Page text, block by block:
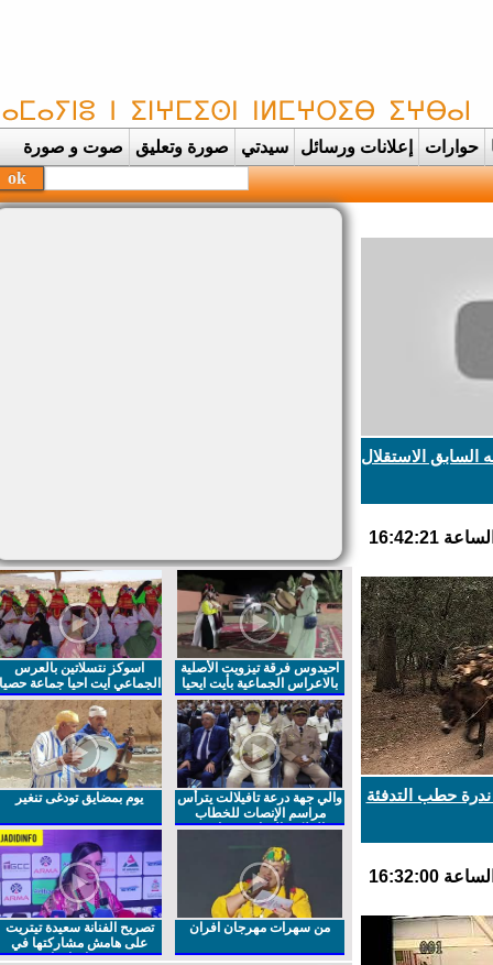
حوارات إعلانات ورسائل سيدتي صورة وتعليق صوت و صورة
الاستقلال
حطب التدفئة
احيدوس فرقة تيزويت الأصلية
بالاعراس الجماعية بأيت ايحيا
اسوكز نتسلاتين بالعرس
الجماعي ايت احيا جماعة حصيا
والي جهة درعة تافيلالت يترأس
مراسم الإنصات للخطاب
الملكي السامي بمناسبة
يوم بمضايق تودغى تنغير
من سهرات مهرجان افران
تصريح الفنانة سعيدة تيتريت
على هامش مشاركتها في
مهرجان افران